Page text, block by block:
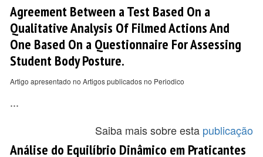
Agreement Between a Test Based On a
Qualitative Analysis Of Filmed Actions And
One Based On a Questionnaire For Assessing
Student Body Posture.
Artigo apresentado no Artigos publicados no Periodico
...
Saiba mais sobre esta publicação
Análise do Equilíbrio Dinâmico em Praticantes